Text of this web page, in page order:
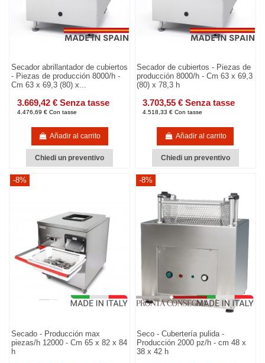
Secador abrillantador de cubiertos
- Piezas de producción 8000/h -
Cm 63 x 69,3 (80) x...
3.669,42 € Senza tasse
4.476,69 € Con tasse
Añadir al carrito
Chiedi un preventivo
Secador de cubiertos - Piezas de
producción 8000/h - Cm 63 x 69,3
(80) x 78,3 h
3.703,55 € Senza tasse
4.518,33 € Con tasse
Añadir al carrito
Chiedi un preventivo
-8%
Secado - Producción max
piezas/h 12000 - Cm 65 x 82 x 84
h
-8%
Seco - Cubertería pulida -
Producción 2000 pz/h - cm 48 x
38 x 42 h